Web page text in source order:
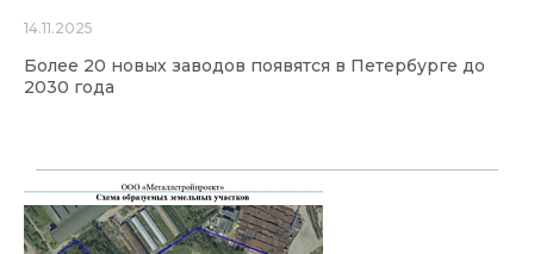
14.11.2025
Более 20 новых заводов появятся в Петербурге до
2030 года